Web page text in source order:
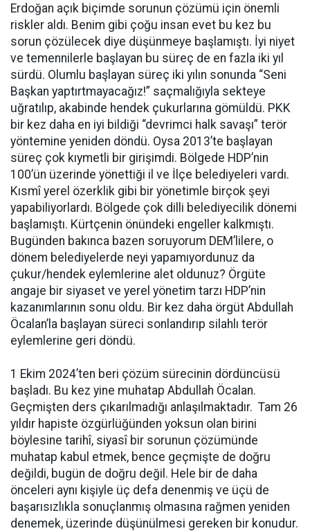
Erdoğan açık biçimde sorunun çözümü için önemli
riskler aldı. Benim gibi çoğu insan evet bu kez bu
sorun çözülecek diye düşünmeye başlamıştı. İyi niyet
ve temennilerle başlayan bu süreç de en fazla iki yıl
sürdü. Olumlu başlayan süreç iki yılın sonunda “Seni
Başkan yaptırtmayacağız!” saçmalığıyla sekteye
uğratılıp, akabinde hendek çukurlarına gömüldü. PKK
bir kez daha en iyi bildiği “devrimci halk savaşı” terör
yöntemine yeniden döndü. Oysa 2013’te başlayan
süreç çok kıymetli bir girişimdi. Bölgede HDP’nin
100’ün üzerinde yönettiği il ve İlçe belediyeleri vardı.
Kısmî yerel özerklik gibi bir yönetimle birçok şeyi
yapabiliyorlardı. Bölgede çok dilli belediyecilik dönemi
başlamıştı. Kürtçenin önündeki engeller kalkmıştı.
Bugünden bakınca bazen soruyorum DEM’lilere, o
dönem belediyelerde neyi yapamıyordunuz da
çukur/hendek eylemlerine alet oldunuz? Örgüte
angaje bir siyaset ve yerel yönetim tarzı HDP’nin
kazanımlarının sonu oldu. Bir kez daha örgüt Abdullah
Öcalan’la başlayan süreci sonlandırıp silahlı terör
eylemlerine geri döndü.
1 Ekim 2024’ten beri çözüm sürecinin dördüncüsü
başladı. Bu kez yine muhatap Abdullah Öcalan.
Geçmişten ders çıkarılmadığı anlaşılmaktadır. Tam 26
yıldır hapiste özgürlüğünden yoksun olan birini
böylesine tarihî, siyasî bir sorunun çözümünde
muhatap kabul etmek, bence geçmişte de doğru
değildi, bugün de doğru değil. Hele bir de daha
önceleri aynı kişiyle üç defa denenmiş ve üçü de
başarısızlıkla sonuçlanmış olmasına rağmen yeniden
denemek, üzerinde düşünülmesi gereken bir konudur.